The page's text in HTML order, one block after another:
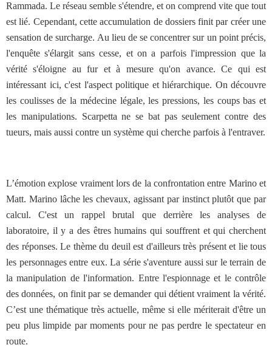
Rammada. Le réseau semble s'étendre, et on comprend vite que tout
est lié. Cependant, cette accumulation de dossiers finit par créer une
sensation de surcharge. Au lieu de se concentrer sur un point précis,
l'enquête s'élargit sans cesse, et on a parfois l'impression que la
vérité s'éloigne au fur et à mesure qu'on avance. Ce qui est
intéressant ici, c'est l'aspect politique et hiérarchique. On découvre
les coulisses de la médecine légale, les pressions, les coups bas et
les manipulations. Scarpetta ne se bat pas seulement contre des
tueurs, mais aussi contre un système qui cherche parfois à l'entraver.
L’émotion explose vraiment lors de la confrontation entre Marino et
Matt. Marino lâche les chevaux, agissant par instinct plutôt que par
calcul. C'est un rappel brutal que derrière les analyses de
laboratoire, il y a des êtres humains qui souffrent et qui cherchent
des réponses. Le thème du deuil est d'ailleurs très présent et lie tous
les personnages entre eux. La série s'aventure aussi sur le terrain de
la manipulation de l'information. Entre l'espionnage et le contrôle
des données, on finit par se demander qui détient vraiment la vérité.
C’est une thématique très actuelle, même si elle mériterait d'être un
peu plus limpide par moments pour ne pas perdre le spectateur en
route.